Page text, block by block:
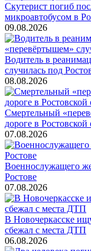
Скутерист погиб
микроавтобусом в
09.08.2026
Водитель в
случилась под
08.08.2026
Смертельный
дороге в Ростовской
07.08.2026
Военнослужащего
Ростове
07.08.2026
В Новочеркасске
сбежал с места ДТП
06.08.2026